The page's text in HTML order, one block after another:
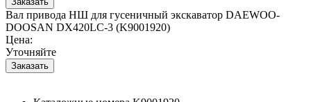
Вал привода НШ для гусеничный экскаватор DAEWOO-
DOOSAN DX420LC-3 (K9001920)
Цена:
Уточняйте